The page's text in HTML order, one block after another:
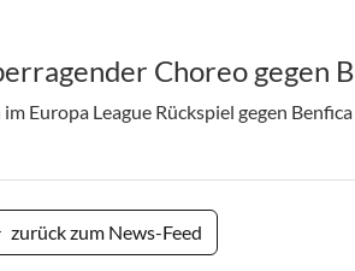
Choreo gegen
Europa League Rückspiel gegen
zurück zum News-Feed